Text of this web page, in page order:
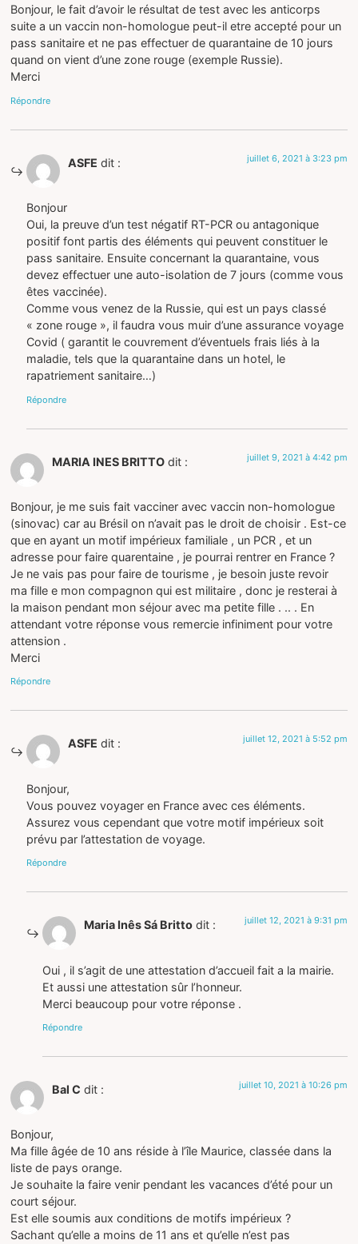
Bonjour, le fait d’avoir le résultat de test avec les anticorps
suite a un vaccin non-homologue peut-il etre accepté pour un
pass sanitaire et ne pas effectuer de quarantaine de 10 jours
quand on vient d’une zone rouge (exemple Russie).
Merci
Répondre
ASFE dit : juillet 6, 2021 à 3:23 pm
Bonjour
Oui, la preuve d’un test négatif RT-PCR ou antagonique
positif font partis des éléments qui peuvent constituer le
pass sanitaire. Ensuite concernant la quarantaine, vous
devez effectuer une auto-isolation de 7 jours (comme vous
êtes vaccinée).
Comme vous venez de la Russie, qui est un pays classé
« zone rouge », il faudra vous muir d’une assurance voyage
Covid ( garantit le couvrement d’éventuels frais liés à la
maladie, tels que la quarantaine dans un hotel, le
rapatriement sanitaire…)
Répondre
MARIA INES BRITTO dit : juillet 9, 2021 à 4:42 pm
Bonjour, je me suis fait vacciner avec vaccin non-homologue
(sinovac) car au Brésil on n’avait pas le droit de choisir . Est-ce
que en ayant un motif impérieux familiale , un PCR , et un
adresse pour faire quarentaine , je pourrai rentrer en France ?
Je ne vais pas pour faire de tourisme , je besoin juste revoir
ma fille e mon compagnon qui est militaire , donc je resterai à
la maison pendant mon séjour avec ma petite fille . .. . En
attendant votre réponse vous remercie infiniment pour votre
attension .
Merci
Répondre
ASFE dit : juillet 12, 2021 à 5:52 pm
Bonjour,
Vous pouvez voyager en France avec ces éléments.
Assurez vous cependant que votre motif impérieux soit
prévu par l’attestation de voyage.
Répondre
Maria Inês Sá Britto dit : juillet 12, 2021 à 9:31 pm
Oui , il s’agit de une attestation d’accueil fait a la mairie.
Et aussi une attestation sûr l’honneur.
Merci beaucoup pour votre réponse .
Répondre
Bal C dit : juillet 10, 2021 à 10:26 pm
Bonjour,
Ma fille âgée de 10 ans réside à l’île Maurice, classée dans la
liste de pays orange.
Je souhaite la faire venir pendant les vacances d’été pour un
court séjour.
Est elle soumis aux conditions de motifs impérieux ?
Sachant qu’elle a moins de 11 ans et qu’elle n’est pas